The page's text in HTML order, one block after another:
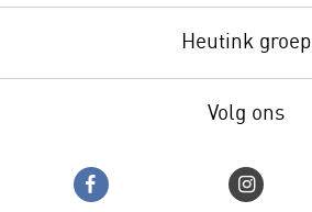
Heutink groep
Volg ons